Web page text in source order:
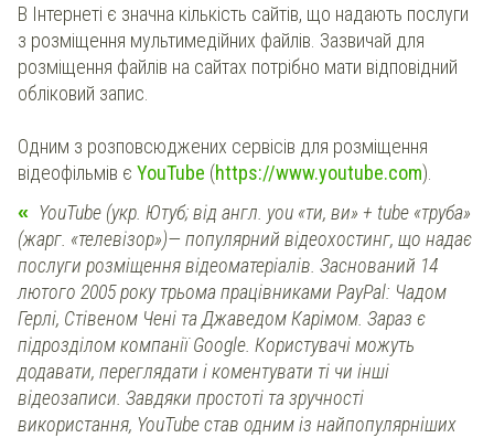
В Інтернеті є значна кількість сайтів, що надають послуги
з розміщення мультимедійних файлів. Зазвичай для
розміщення файлів на сайтах потрібно мати відповідний
обліковий запис.
Одним з розповсюджених сервісів для розміщення
відеофільмів є YouTube (https://www.youtube.com).
YouTube (укр. Ютуб; від англ. you «ти, ви» + tube «труба»
(жарг. «телевізор»)— популярний відеохостинг, що надає
послуги розміщення відеоматеріалів. Заснований 14
лютого 2005 року трьома працівниками PayPal: Чадом
Герлі, Стівеном Чені та Джаведом Карімом. Зараз є
підрозділом компанії Google. Користувачі можуть
додавати, переглядати і коментувати ті чи інші
відеозаписи. Завдяки простоті та зручності
використання, YouTube став одним із найпопулярніших